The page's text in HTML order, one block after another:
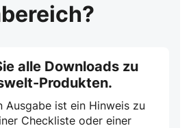
alle Downloads zu
Produkten.
Ausgabe ist ein Hinweis zu
Checkliste oder einer